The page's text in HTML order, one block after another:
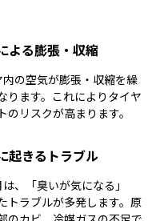
よる膨張・収縮
の空気が膨張・収縮を繰
ります。これによりタイヤ
リスクが高まります。
起きるトラブル
、「臭いが気になる」
トラブルが多発します。原